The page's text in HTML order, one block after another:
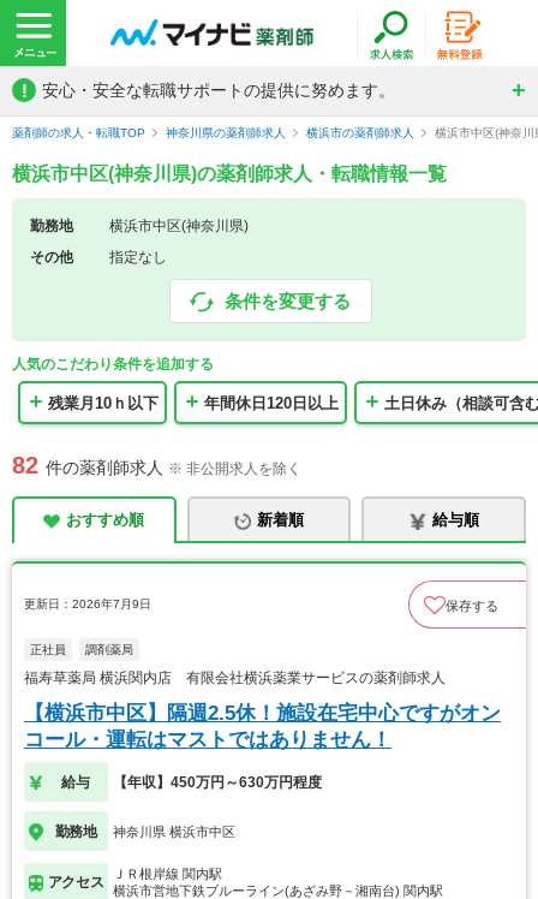
! 安心・安全な転職サポートの提供に努めます。
薬剤師の求人・転職TOP 神奈川県の薬剤師求人 横浜市の薬剤師求人 横浜市中区(神奈
横浜市中区(神奈川県)の薬剤師求人・転職情報一覧
勤務地
横浜市中区(神奈川県)
その他
指定なし
条件を変更する
人気のこだわり条件を追加する
残業月10ｈ以下 年間休日120日以上 土日休み（相談可含
82 件の薬剤師求人 ※ 非公開求人を除く
おすすめ順 新着順 給与順
更新日：2026年7月9日 保存する
正社員 調剤薬局
福寿草薬局 横浜関内店 有限会社横浜薬業サービスの薬剤師求人
【横浜市中区】隔週2.5休！施設在宅中心ですがオン
コール・運転はマストではありません！
給与 【年収】450万円～630万円程度
勤務地 神奈川県 横浜市中区
アクセス
ＪＲ根岸線 関内駅
横浜市営地下鉄ブルーライン(あざみ野－湘南台) 関内駅